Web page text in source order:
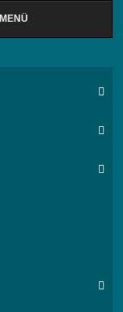
MENÜ